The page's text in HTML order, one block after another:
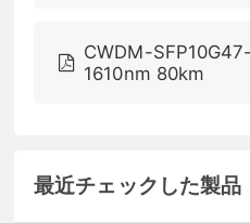
CWDM-
1610nm 80km
最近チェックした製品